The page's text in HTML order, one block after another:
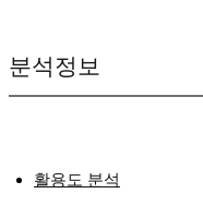
분석정보
활용도 분석